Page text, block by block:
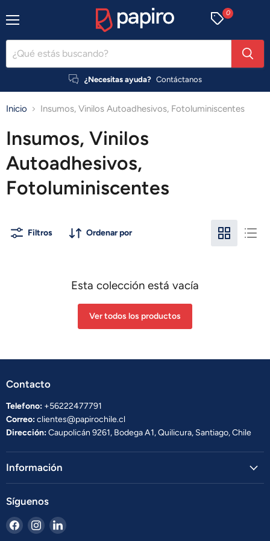
¿Necesitas ayuda? Contáctanos
0
Inicio Insumos, Vinilos Autoadhesivos, Fotoluminiscentes
Insumos, Vinilos
Autoadhesivos,
Fotoluminiscentes
Filtros Ordenar por
Esta colección está vacía
Ver todos los productos
Contacto
Telefono: +56222477791
Correo:clientes@papirochile.cl
Dirección:Caupolicán 9261, Bodega A1, Quilicura, Santiago, Chile
Información
Síguenos
Encuéntrenos
en
Encuéntrenos
en
Encuéntrenos